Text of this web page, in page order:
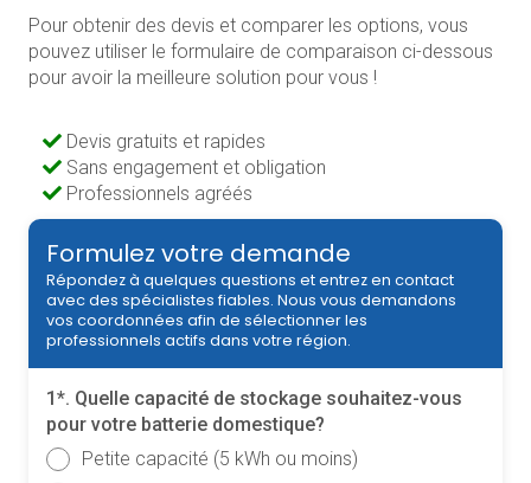
Pour obtenir des devis et comparer les options, vous
pouvez utiliser le formulaire de comparaison ci-dessous
pour avoir la meilleure solution pour vous !
Devis gratuits et rapides
Sans engagement et obligation
Professionnels agréés
Formulez votre demande
Répondez à quelques questions et entrez en contact
avec des spécialistes fiables. Nous vous demandons
vos coordonnées afin de sélectionner les
professionnels actifs dans votre région.
1*. Quelle capacité de stockage souhaitez-vous
pour votre batterie domestique?
Petite capacité (5 kWh ou moins)